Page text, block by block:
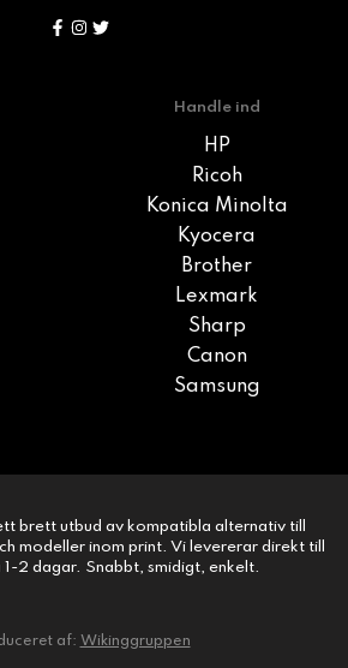
Handle ind
HP
Ricoh
Konica Minolta
Kyocera
Brother
Lexmark
Sharp
Canon
Samsung
brett utbud av kompatibla alternativ till
modeller inom print. Vi levererar direkt till
1-2 dagar. Snabbt, smidigt, enkelt.
af: Wikinggruppen